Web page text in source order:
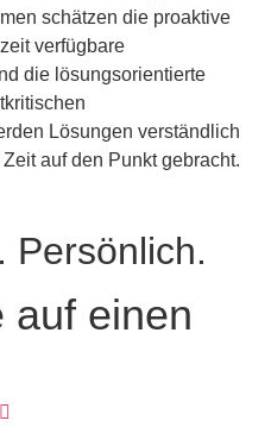
schätzen die proaktive
verfügbare
die lösungsorientierte
Lösungen verständlich
auf den Punkt gebracht.
Persönlich.
auf einen